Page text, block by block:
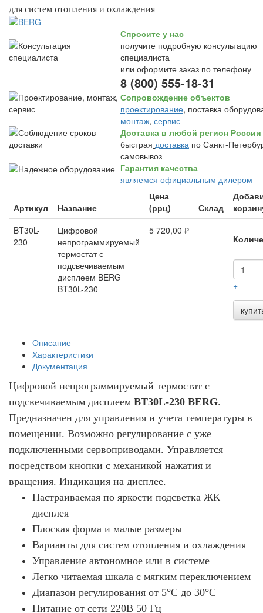
для систем отопления и охлаждения
Спросите у нас
получите подробную консультацию
специалиста
или оформите заказ по телефону
8 (800) 555-18-31
Сопровождение объектов
проектирование, поставка
монтаж, сервис
Доставка в любой регион России
быстрая доставка по Санкт-
самовывоз
Гарантия качества
являемся официальным дилером
Артикул Название
Цена
(ррц)
Склад
BT30L-
230
Цифровой
непрограммируемый
термостат с
подсвечиваемым
дисплеем BERG
BT30L-230
5 720,00 ₽
-
+
Описание
Характеристики
Документация
Цифровой непрограммируемый термостат с
подсвечиваемым дисплеем BT30L-230 BERG.
Предназначен для управления и учета температуры в
помещении. Возможно регулирование с уже
подключенными сервоприводами. Управляется
посредством кнопки с механикой нажатия и
вращения. Индикация на дисплее.
Настраиваемая по яркости подсветка ЖК
дисплея
Плоская форма и малые размеры
Варианты для систем отопления и охлаждения
Управление автономное или в системе
Легко читаемая шкала с мягким переключением
Диапазон регулирования от 5°С до 30°С
Питание от сети 220В 50 Гц